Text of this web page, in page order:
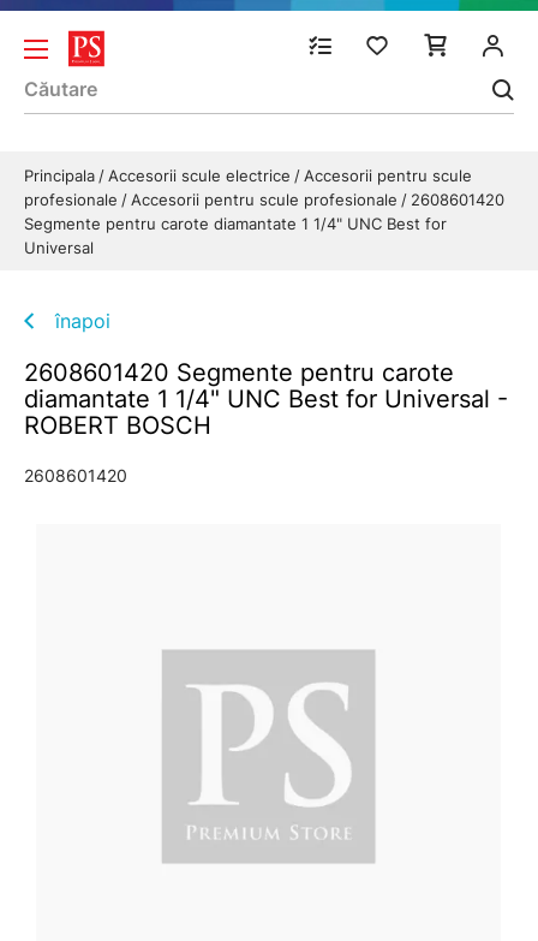
Principala Accesorii scule electrice
Accesorii pentru scule
profesionale
Accesorii pentru scule profesionale
2608601420
Segmente pentru carote diamantate 1 1/4" UNC Best for
Universal
înapoi
2608601420 Segmente pentru carote
diamantate 1 1/4" UNC Best for Universal -
ROBERT BOSCH
2608601420